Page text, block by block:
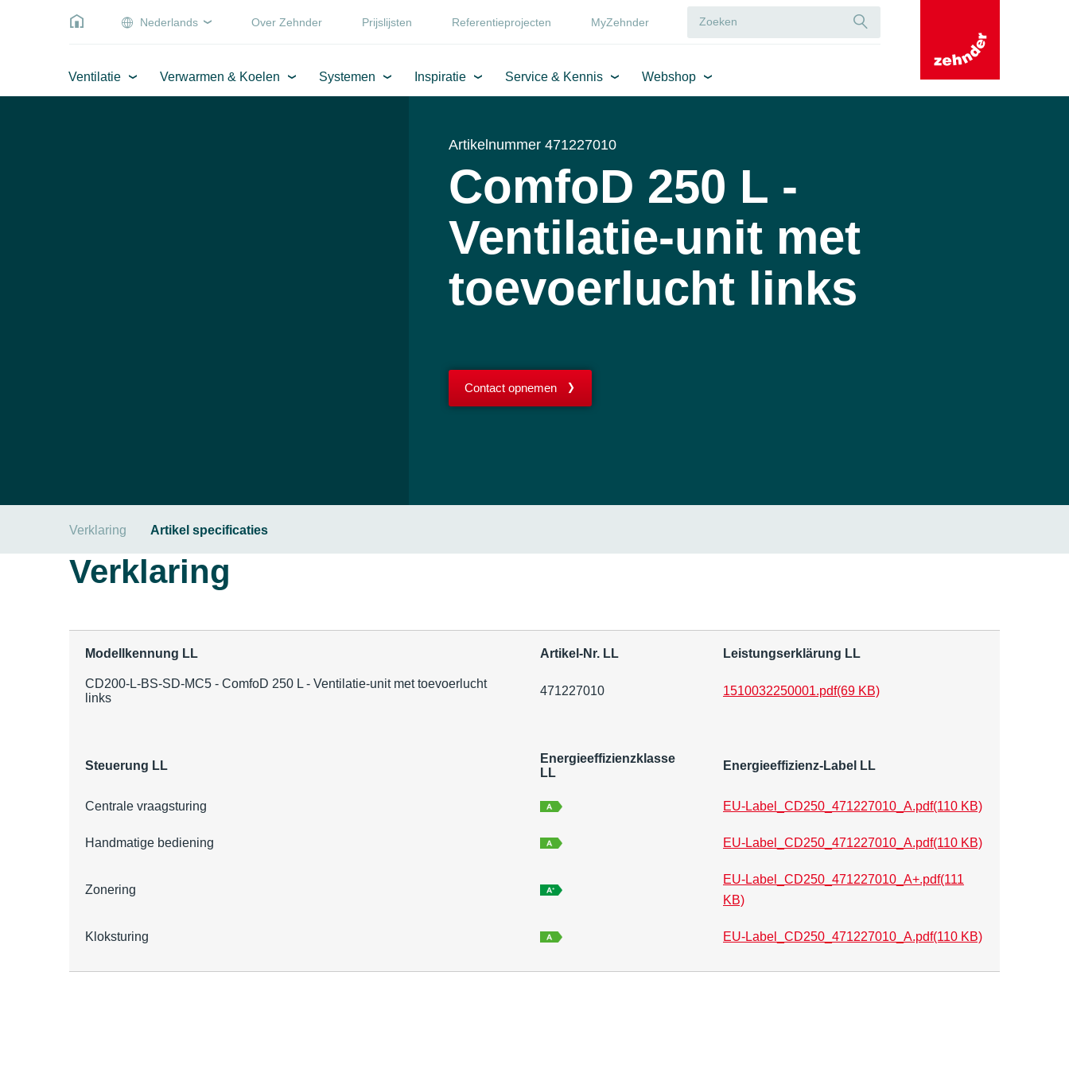
Nederlands Over Zehnder Prijslijsten Referentieprojecten MyZehnder
Ventilatie Verwarmen & Koelen Systemen Inspiratie Service & Kennis Webshop
Artikelnummer 471227010
ComfoD 250 L -
Ventilatie-unit met
toevoerlucht links
Contact opnemen
Verklaring Artikel specificaties
Verklaring
Modellkennung LL Artikel-Nr. LL Leistungserklärung LL
CD200-L-BS-SD-MC5 - ComfoD 250 L - Ventilatie-unit met toevoerlucht
links
471227010 1510032250001.pdf(69 KB)
Steuerung LL
Energieeffizienzklasse
LL
Energieeffizienz-Label LL
Centrale vraagsturing EU-Label_CD250_471227010_A.pdf(110 KB)
Handmatige bediening EU-Label_CD250_471227010_A.pdf(110 KB)
Zonering
EU-Label_CD250_471227010_A+.pdf(111
KB)
Kloksturing EU-Label_CD250_471227010_A.pdf(110 KB)